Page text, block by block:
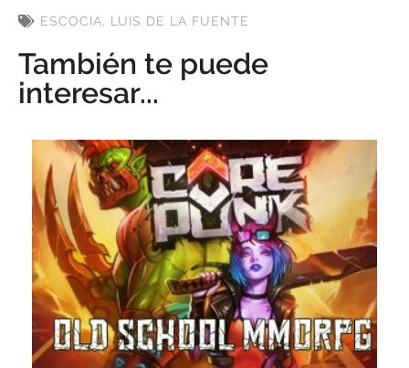
ESCOCIA, LUIS DE LA FUENTE
También te puede
interesar...